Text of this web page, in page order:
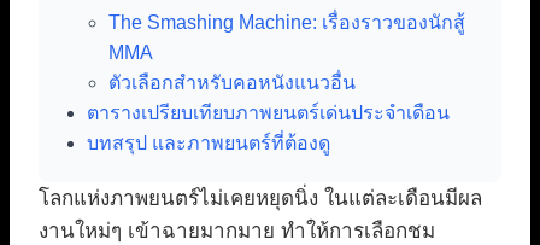
The Smashing Machine: เรื่องราวของนักสู้
MMA
ตัวเลือกสำหรับคอหนังแนวอื่น
ตารางเปรียบเทียบภาพยนตร์เด่นประจำเดือน
บทสรุป และภาพยนตร์ที่ต้องดู
โลกแห่งภาพยนตร์ไม่เคยหยุดนิ่ง ในแต่ละเดือนมีผล
งานใหม่ๆ เข้าฉายมากมาย ทำให้การเลือกชม